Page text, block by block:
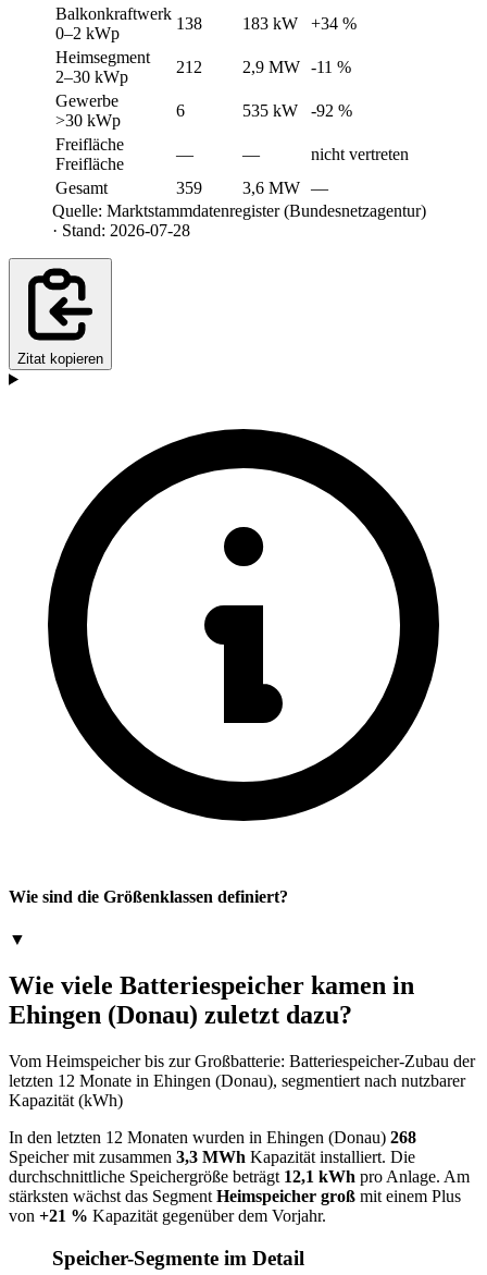
Balkonkraftwerk
0–2 kWp
138 183 kW
+34 %
Heimsegment
2–30 kWp
212 2,9 MW -11 %
Gewerbe
>30 kWp
6 535 kW
-92 %
Freifläche
Freifläche
— —
nicht vertreten
Gesamt
359 3,6 MW —
Quelle: Marktstammdatenregister (Bundesnetzagentur)
· Stand: 2026-07-28
Zitat kopieren
Wie sind die Größenklassen definiert?
▼
Wie viele Batteriespeicher kamen in
Ehingen (Donau) zuletzt dazu?
Vom Heimspeicher bis zur Großbatterie: Batteriespeicher-Zubau der
letzten 12 Monate in Ehingen (Donau), segmentiert nach nutzbarer
Kapazität (kWh)
In den letzten 12 Monaten wurden in Ehingen (Donau) 268
Speicher mit zusammen 3,3 MWh Kapazität installiert. Die
durchschnittliche Speichergröße beträgt 12,1 kWh pro Anlage. Am
stärksten wächst das Segment Heimspeicher groß mit einem Plus
von +21 % Kapazität gegenüber dem Vorjahr.
Speicher-Segmente im Detail